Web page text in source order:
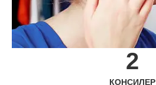
2
КОНСИЛЕР